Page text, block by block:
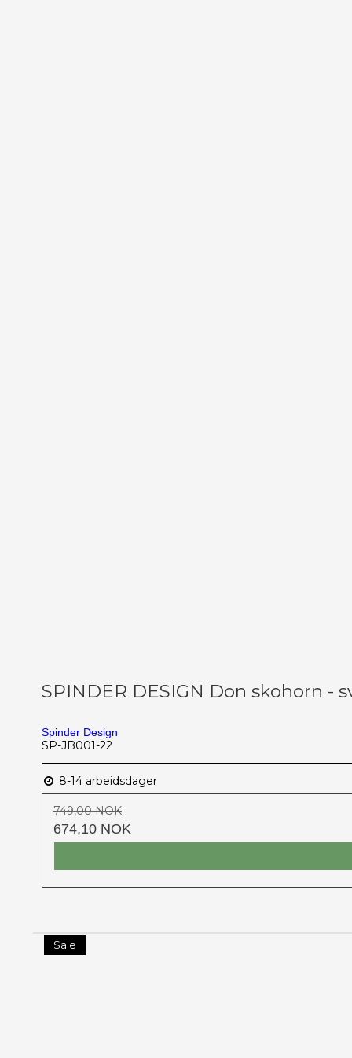
SPINDER DESIGN Don skohorn -
Spinder Design
SP-JB001-22
8-14 arbeidsdager
749,00 NOK
674,10 NOK
Sale